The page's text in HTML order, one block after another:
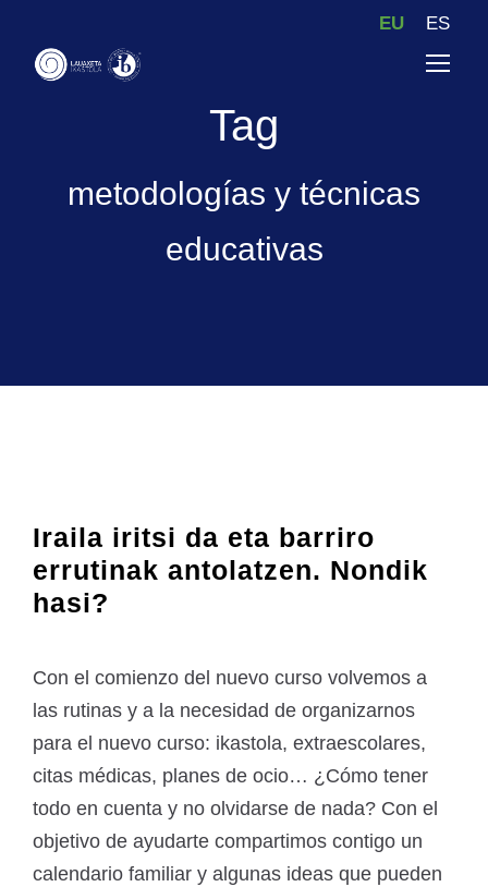
EU ES
Tag
metodologías y técnicas
educativas
Iraila iritsi da eta barriro
errutinak antolatzen. Nondik
hasi?
Con el comienzo del nuevo curso volvemos a
las rutinas y a la necesidad de organizarnos
para el nuevo curso: ikastola, extraescolares,
citas médicas, planes de ocio… ¿Cómo tener
todo en cuenta y no olvidarse de nada? Con el
objetivo de ayudarte compartimos contigo un
calendario familiar y algunas ideas que pueden